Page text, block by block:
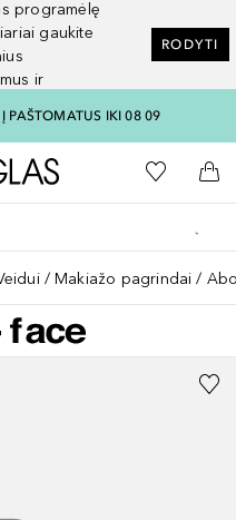
programėlę
gaukite
ir
RODYTI
PAŠTOMATUS IKI 08 09
Į Douglas pagrindinį
Į mano
Į
Makiažo pagrindai